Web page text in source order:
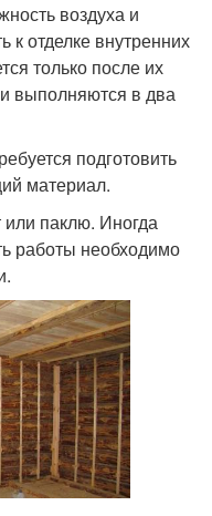
воздуха и
к отделке внутренних
только после их
выполняются в два
подготовить
материал.
или паклю. Иногда
работы необходимо